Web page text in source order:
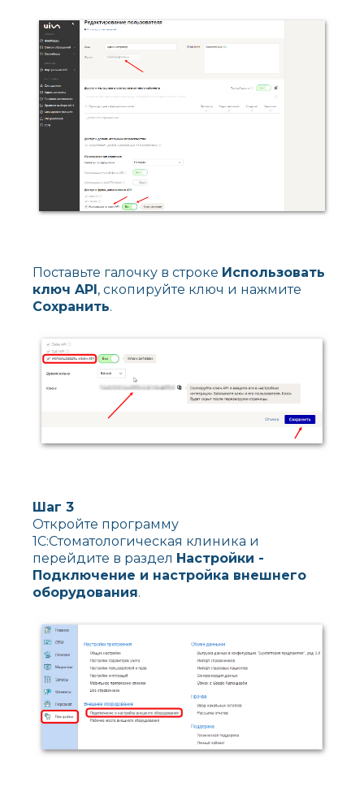
Поставьте галочку в строке Использовать
ключ API, скопируйте ключ и нажмите
Сохранить.
Шаг 3
Откройте программу
1С:Стоматологическая клиника и
перейдите в раздел Настройки -
Подключение и настройка внешнего
оборудования.